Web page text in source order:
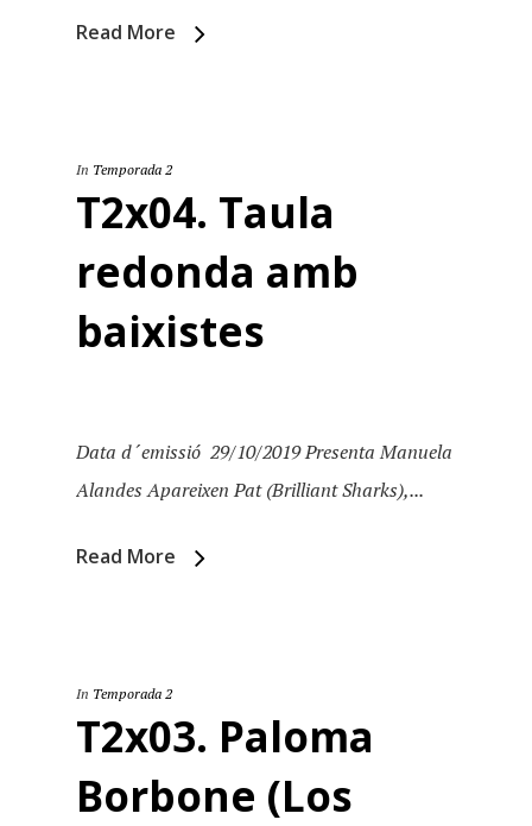
Read More
In Temporada 2
T2x04. Taula
redonda amb
baixistes
Data d´emissió 29/10/2019 Presenta Manuela
Alandes Apareixen Pat (Brilliant Sharks),...
Read More
In Temporada 2
T2x03. Paloma
Borbone (Los
Especial Estiu
Monty Peiró